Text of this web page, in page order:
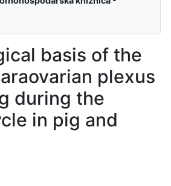
basis of the
plexus
during the
in pig and